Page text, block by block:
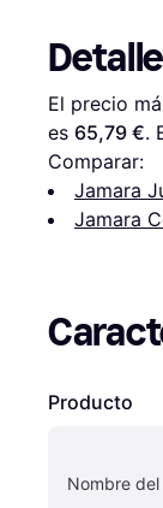
El precio
es 65,79 €.
Comparar:
Jamara
Jamara
Producto
Nombre